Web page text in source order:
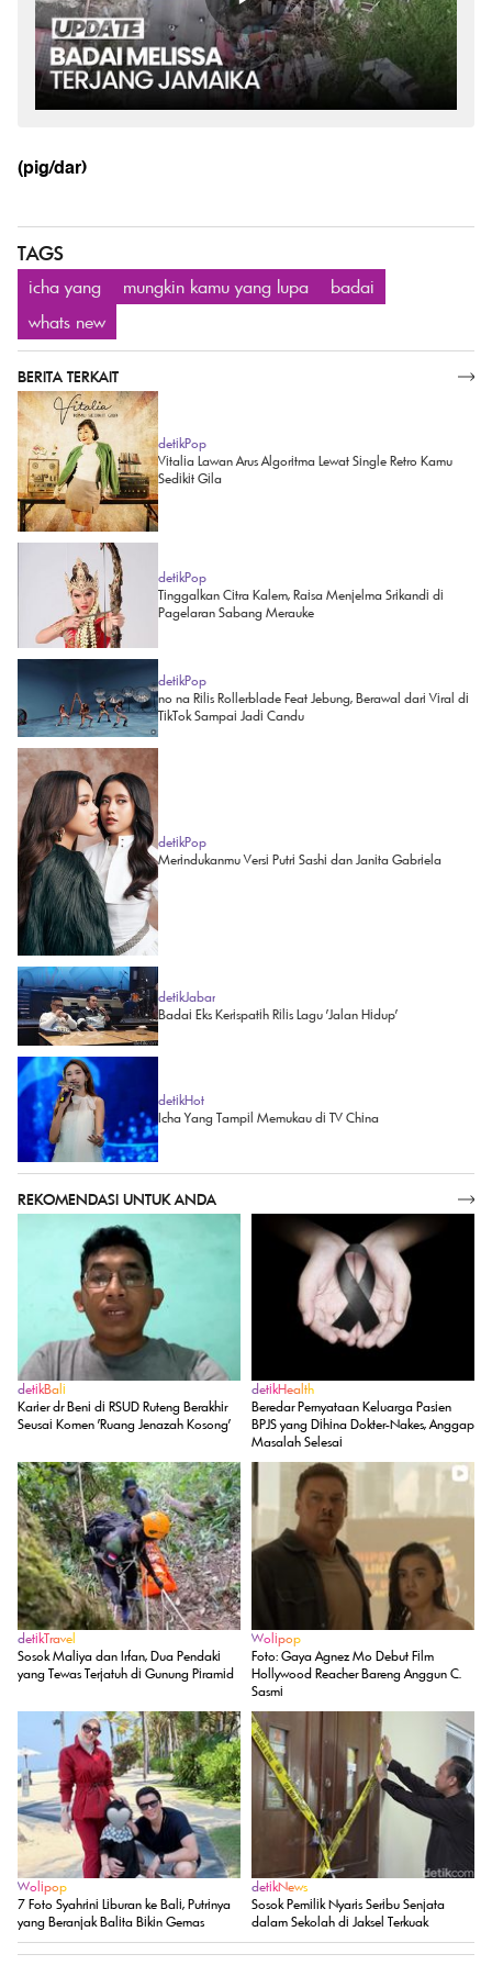
(pig/dar)
TAGS
icha yang mungkin kamu yang lupa
badai
whats new
BERITA TERKAIT
detikPop
Vitalia Lawan Arus Algoritma Lewat Single Retro Kamu
Sedikit Gila
detikPop
Tinggalkan Citra Kalem, Raisa Menjelma Srikandi di
Pagelaran Sabang Merauke
detikPop
no na Rilis Rollerblade Feat Jebung, Berawal dari Viral di
TikTok Sampai Jadi Candu
detikPop
Merindukanmu Versi Putri Sashi dan Janita Gabriela
detikJabar
Badai Eks Kerispatih Rilis Lagu 'Jalan Hidup'
detikHot
Icha Yang Tampil Memukau di TV China
REKOMENDASI UNTUK ANDA
detikBali
Karier dr Beni di RSUD Ruteng Berakhir
Seusai Komen 'Ruang Jenazah Kosong'
detikHealth
Beredar Pernyataan Keluarga Pasien
BPJS yang Dihina Dokter-Nakes, Anggap
Masalah Selesai
detikTravel
Sosok Maliya dan Irfan, Dua Pendaki
yang Tewas Terjatuh di Gunung Piramid
Wolipop
Foto: Gaya Agnez Mo Debut Film
Hollywood Reacher Bareng Anggun C.
Sasmi
Wolipop
7 Foto Syahrini Liburan ke Bali, Putrinya
yang Beranjak Balita Bikin Gemas
detikNews
Sosok Pemilik Nyaris Seribu Senjata
dalam Sekolah di Jaksel Terkuak